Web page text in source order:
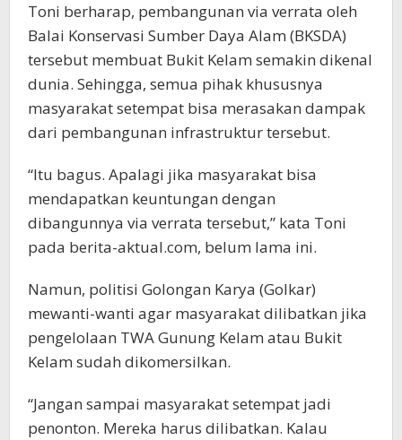
Toni berharap, pembangunan via verrata oleh
Balai Konservasi Sumber Daya Alam (BKSDA)
tersebut membuat Bukit Kelam semakin dikenal
dunia. Sehingga, semua pihak khususnya
masyarakat setempat bisa merasakan dampak
dari pembangunan infrastruktur tersebut.
“Itu bagus. Apalagi jika masyarakat bisa
mendapatkan keuntungan dengan
dibangunnya via verrata tersebut,” kata Toni
pada berita-aktual.com, belum lama ini.
Namun, politisi Golongan Karya (Golkar)
mewanti-wanti agar masyarakat dilibatkan jika
pengelolaan TWA Gunung Kelam atau Bukit
Kelam sudah dikomersilkan.
“Jangan sampai masyarakat setempat jadi
penonton. Mereka harus dilibatkan. Kalau